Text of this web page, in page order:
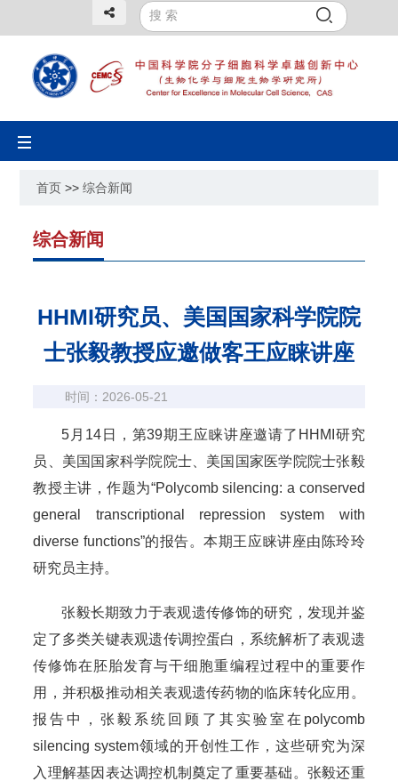
Toggle
navigation
首页 >>综合新闻
综合新闻
HHMI研究员、美国国家科学院院
士张毅教授应邀做客王应睐讲座
时间：2026-05-21
5月14日，第39期王应睐讲座邀请了HHMI研究
员、美国国家科学院院士、美国国家医学院院士张毅
教授主讲，作题为“Polycomb silencing: a conserved
general transcriptional repression system with
diverse functions”的报告。本期王应睐讲座由陈玲玲
研究员主持。
张毅长期致力于表观遗传修饰的研究，发现并鉴
定了多类关键表观遗传调控蛋白，系统解析了表观遗
传修饰在胚胎发育与干细胞重编程过程中的重要作
用，并积极推动相关表观遗传药物的临床转化应用。
报告中，张毅系统回顾了其实验室在polycomb
silencing system领域的开创性工作，这些研究为深
入理解基因表达调控机制奠定了重要基础。张毅还重